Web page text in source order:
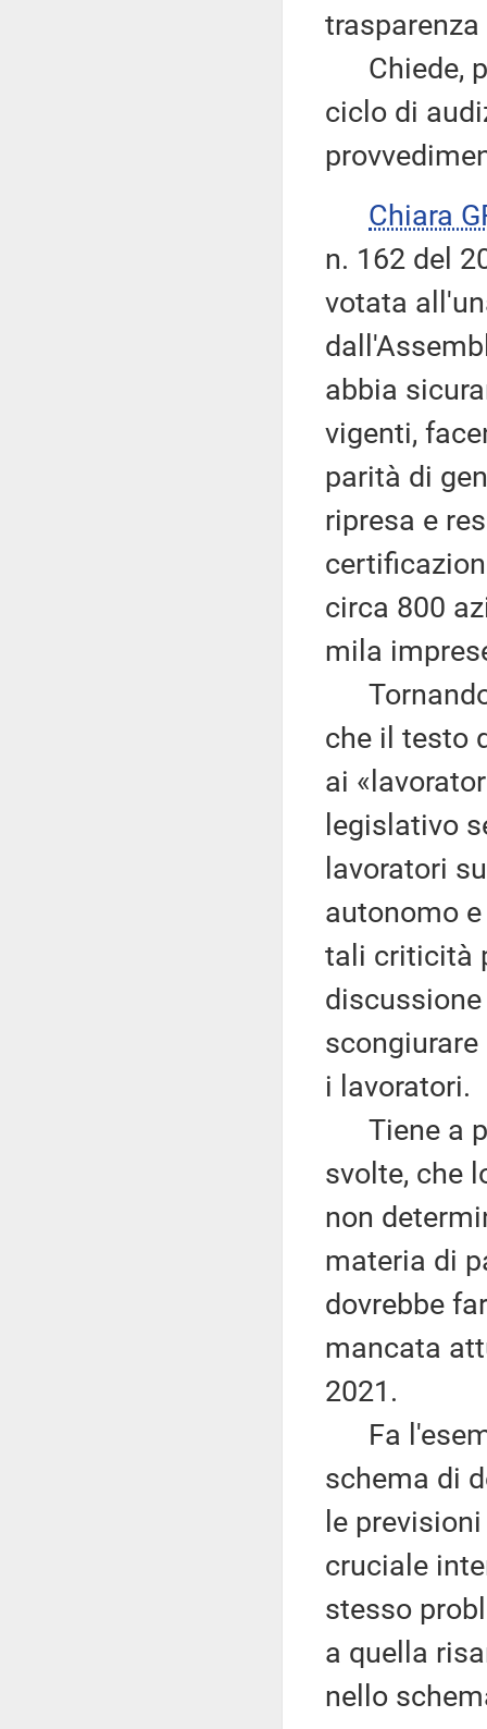
Chiede,
ciclo di
Chiara
n. 162 del
votata
abbia
vigenti,
parità di
ripresa e
circa 800
mila
Tornando
che il testo
ai
legislativo
lavoratori
autonomo
tali criticità
i lavoratori.
Tiene a
svolte, che
non
materia di
dovrebbe
mancata
2021.
Fa
schema di
le
cruciale
stesso
a quella
nello